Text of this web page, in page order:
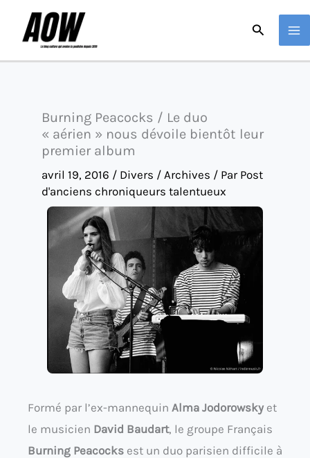
Burning Peacocks / Le duo
« aérien » nous dévoile bientôt leur
premier album
avril 19, 2016 / Divers / Archives / Par Post
d'anciens chroniqueurs talentueux
Formé par l’ex-mannequin Alma Jodorowskyet
le musicien David Baudart, le groupe Français
Burning Peacocks est un duo parisien difficile à